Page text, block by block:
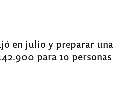
en julio y preparar una
para 10 personas